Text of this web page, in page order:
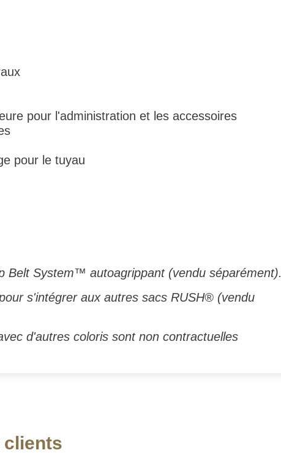
pour l'administration et les accessoires
pour le tuyau
Belt System™ autoagrippant (vendu séparément).
s'intégrer aux autres sacs RUSH® (vendu
d'autres coloris sont non contractuelles
clients